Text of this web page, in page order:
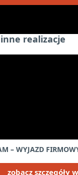
realizacje
– WYJAZD
zobacz szczegóły